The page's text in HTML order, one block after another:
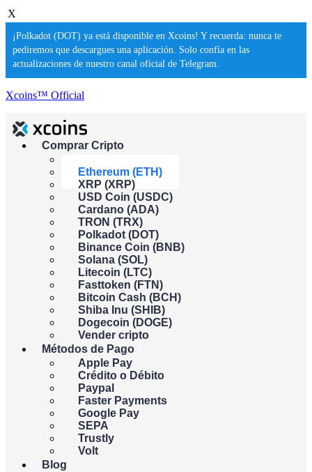
X
¡Polkadot (DOT) ya está disponible en Xcoins! Y recuerda: nunca te
pediremos que descargues una aplicación. Solo confía en las
actualizaciones de nuestro canal oficial de Telegram.
Xcoins™ Official
Comprar Cripto
Ethereum (ETH)
XRP (XRP)
USD Coin (USDC)
Cardano (ADA)
TRON (TRX)
Polkadot (DOT)
Binance Coin (BNB)
Solana (SOL)
Litecoin (LTC)
Fasttoken (FTN)
Bitcoin Cash (BCH)
Shiba Inu (SHIB)
Dogecoin (DOGE)
Vender cripto
Métodos de Pago
Apple Pay
Crédito o Débito
Paypal
Faster Payments
Google Pay
SEPA
Trustly
Volt
Blog
Comprar
Ethereum al instante
crédito
Esta función aún no está disponible en tu país. Por favor, vuelve
Comprar criptomonedas
Vender cripto
Gastasrecibes